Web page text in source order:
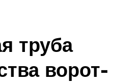
труба
ворот-